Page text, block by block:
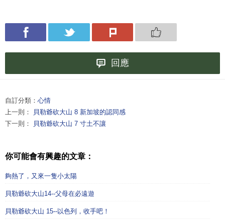
回應
自訂分類： 心情
上一則：
貝勒爺砍大山 8 新加坡的認同感
下一則：
貝勒爺砍大山 7 寸土不讓
你可能會有興趣的文章：
夠熱了，又來一隻小太陽
貝勒爺砍大山14--父母在必遠遊
貝勒爺砍大山 15--以色列，收手吧！